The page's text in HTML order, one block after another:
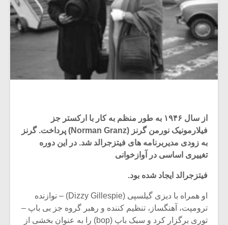
از سال ۱۹۴۶ به طور منظم به کار با ارکستر جز
فیلارمونیک نورمن گرنز (Norman Granz) پرداخت. گرنز
به زودی مدیربرنامه های فیتزجرالد شد. در این دوره
تغییری اساسی در آوازخوانی
فیتزجرالد ایجاد شده بود.
او همراه با دیزی گیلسپی (Dizzy Gillespie) – نوازنده
ترومپت، آهنگساز، تنظیم کننده و رهبر گروه جز بی باپ –
توری برگزار کرد و سبک باپ (bop) را به عنوان بخشی از